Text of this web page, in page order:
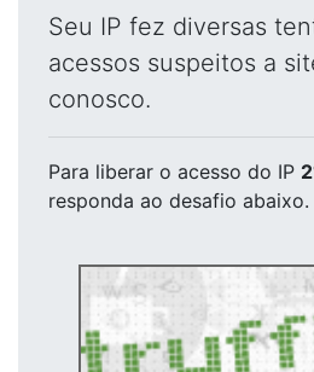
Seu IP fez diversas
acessos suspeitos a
conosco.
Para liberar o acesso do IP
responda ao desafio abaixo.